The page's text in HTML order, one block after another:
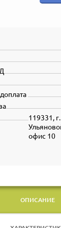
119331,
офис 10
ОПИСАНИЕ